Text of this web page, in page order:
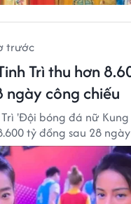
trước
Trì thu hơn
ngày công chiếu
'Đội bóng đá nữ
tỷ đồng sau 28